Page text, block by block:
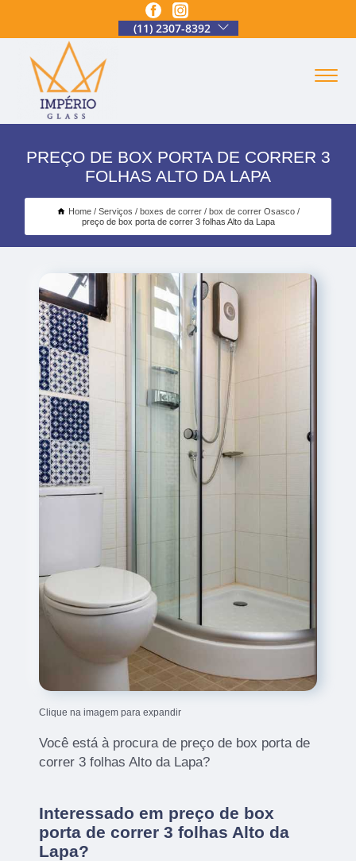
(11) 2307-8392
PREÇO DE BOX PORTA DE CORRER 3
FOLHAS ALTO DA LAPA
Home Serviços boxes de correr
box de correr Osasco
preço de box porta de correr 3 folhas Alto da Lapa
Clique na imagem para expandir
Você está à procura de preço de box porta de
correr 3 folhas Alto da Lapa?
Interessado em preço de box
porta de correr 3 folhas Alto da
Lapa?